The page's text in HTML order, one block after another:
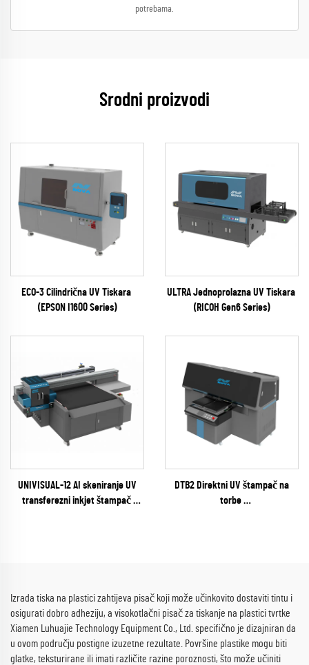
potrebama.
Srodni proizvodi
ECO-3 Cilindrična UV Tiskara
(EPSON I1600 Series)
ULTRA Jednoprolazna UV Tiskara
(RICOH Gen6 Series)
UNIVISUAL-12 AI skeniranje UV
transferezni inkjet štampač
DTB2 Direktni UV štampač na
torbe
Izrada tiska na plastici zahtijeva pisač koji može učinkovito dostaviti tintu i
osigurati dobro adheziju, a visokotlačni pisač za tiskanje na plastici tvrtke
Xiamen Luhuajie Technology Equipment Co., Ltd. specifično je dizajniran da
u ovom području postigne izuzetne rezultate. Površine plastike mogu biti
glatke, teksturirane ili imati različite razine poroznosti, što može učiniti